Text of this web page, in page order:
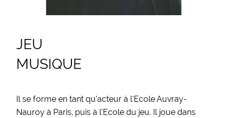
JEU
MUSIQUE
Il se forme en tant qu’acteur à l’Ecole Auvray-
Nauroy à Paris, puis à l’Ecole du jeu. Il joue dans